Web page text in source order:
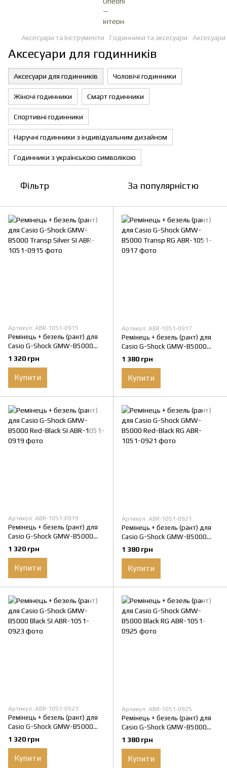
Аксесуари та Інструменти Годинники та аксесуари
Аксесуари для годинників
Аксесуари для годинників Чоловічі годинники
Жіночі годинники Смарт годинники
Спортивні годинники
Наручні годинники з індивідуальним дизайном
Годинники з українською символікою
Фільтр За популярністю
Артикул: ABR-1051-0915
Ремінець + безель (рант) для
Casio G-Shock GMW-B5000
Transp Silver SI
1 320 грн
Купити
Артикул: ABR-1051-0917
Ремінець + безель (рант) для
Casio G-Shock GMW-B5000
Transp RG
1 380 грн
Купити
Артикул: ABR-1051-0919
Ремінець + безель (рант) для
Casio G-Shock GMW-B5000
Red-Black SI
1 320 грн
Купити
Артикул: ABR-1051-0921
Ремінець + безель (рант) для
Casio G-Shock GMW-B5000
Red-Black RG
1 380 грн
Купити
Артикул: ABR-1051-0923
Ремінець + безель (рант) для
Casio G-Shock GMW-B5000
Black SI
1 320 грн
Купити
Артикул: ABR-1051-0925
Ремінець + безель (рант) для
Casio G-Shock GMW-B5000
Black RG
1 380 грн
Купити